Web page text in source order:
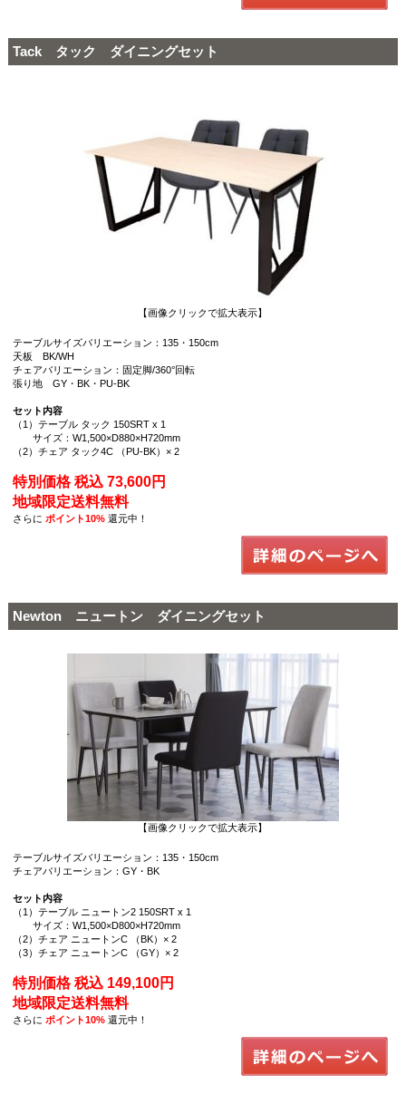
Tack タック ダイニングセット
【画像クリックで拡大表示】
テーブルサイズバリエーション：135・150cm
天板 BK/WH
チェアバリエーション：固定脚/360°回転
張り地 GY・BK・PU-BK
セット内容
（1）テーブル タック 150SRT x 1
サイズ：W1,500×D880×H720mm
（2）チェア タック4C （PU-BK）× 2
特別価格 税込 73,600円
地域限定送料無料
さらに ポイント10%還元中！
Newton ニュートン ダイニングセット
【画像クリックで拡大表示】
テーブルサイズバリエーション：135・150cm
チェアバリエーション：GY・BK
セット内容
（1）テーブル ニュートン2 150SRT x 1
サイズ：W1,500×D800×H720mm
（2）チェア ニュートンC （BK）× 2
（3）チェア ニュートンC （GY）× 2
特別価格 税込 149,100円
地域限定送料無料
さらに ポイント10%還元中！